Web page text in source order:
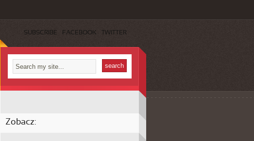
SUBSCRIBE FACEBOOK TWITTER
Zobacz: